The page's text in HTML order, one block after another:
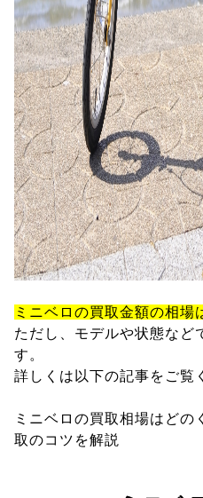
ミニベロの買取金額の相場
ただし、モデルや状態など
す。
詳しくは以下の記事をご覧
ミニベロの買取相場はどの
取のコツを解説